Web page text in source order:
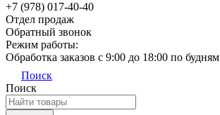
+7 (978) 017-40-40
Отдел продаж
Обратный звонок
Режим работы:
Обработка заказов с 9:00 до 18:00 по будням
Поиск
Поиск